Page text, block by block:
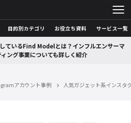
目的別カテゴリ お役立ち資料 サービス一覧
ているFind Modelとは？インフルエンサーマ
ィング事業についても詳しく紹介
アカウント事例 人気ガジェット系インスタ